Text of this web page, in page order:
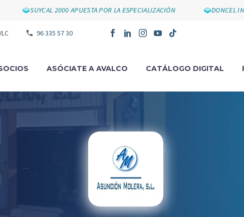
SUYCAL 2000 APUESTA POR LA ESPECIALIZACIÓN DONCEL
96 335 57 30
ASÓCIATE A AVALCO CATÁLOGO DIGITAL